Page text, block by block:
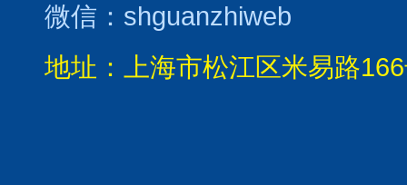
微信：shguanzhiweb
地址：上海市松江区米易路